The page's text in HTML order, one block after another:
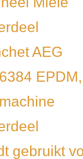
AEG
EPDM,
gebruikt